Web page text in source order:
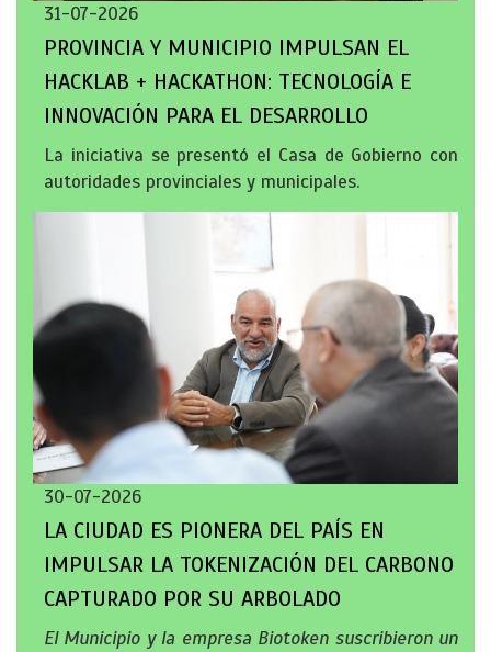
31-07-2026
PROVINCIA Y MUNICIPIO IMPULSAN EL
HACKLAB + HACKATHON: TECNOLOGÍA E
INNOVACIÓN PARA EL DESARROLLO
La iniciativa se presentó el Casa de Gobierno con
autoridades provinciales y municipales.
30-07-2026
LA CIUDAD ES PIONERA DEL PAÍS EN
IMPULSAR LA TOKENIZACIÓN DEL CARBONO
CAPTURADO POR SU ARBOLADO
El Municipio y la empresa Biotoken suscribieron un